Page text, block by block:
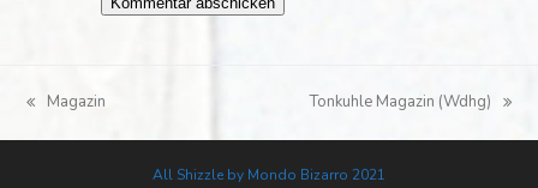
vorheriger
Beitrag:
Magazin
Nächster
Beitrag:
Tonkuhle Magazin (Wdhg)
All Shizzle by Mondo Bizarro 2021